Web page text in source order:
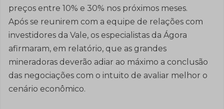
preços entre 10% e 30% nos próximos meses.
Após se reunirem com a equipe de relações com
investidores da Vale, os especialistas da Ágora
afirmaram, em relatório, que as grandes
mineradoras deverão adiar ao máximo a conclusão
das negociações com o intuito de avaliar melhor o
cenário econômico.